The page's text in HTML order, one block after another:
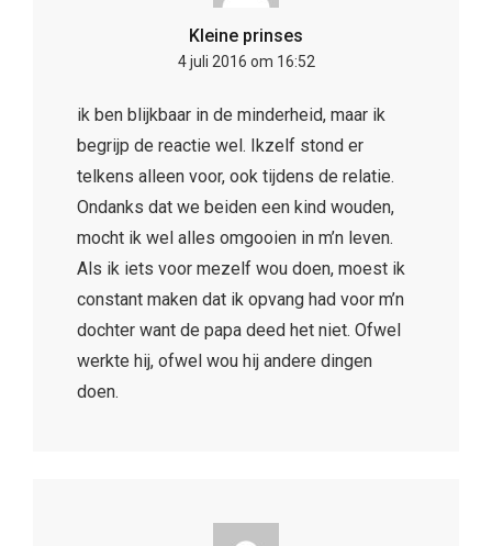
Kleine prinses
4 juli 2016 om 16:52
ik ben blijkbaar in de minderheid, maar ik
begrijp de reactie wel. Ikzelf stond er
telkens alleen voor, ook tijdens de relatie.
Ondanks dat we beiden een kind wouden,
mocht ik wel alles omgooien in m’n leven.
Als ik iets voor mezelf wou doen, moest ik
constant maken dat ik opvang had voor m’n
dochter want de papa deed het niet. Ofwel
werkte hij, ofwel wou hij andere dingen
doen.